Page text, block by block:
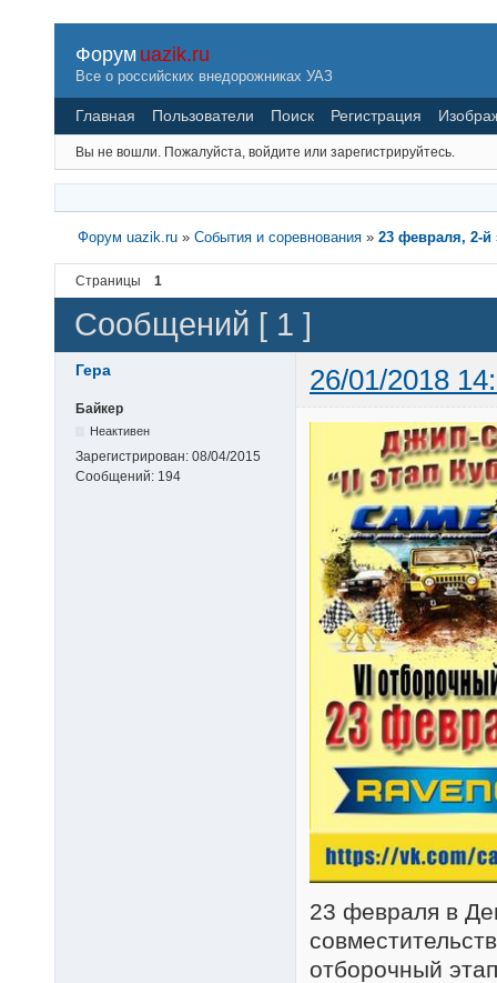
Форум uazik.ru
Все о российских внедорожниках УАЗ
Главная Пользователи Поиск Регистрация
Вы не вошли. Пожалуйста, войдите или зарегистрируйтесь.
Форум uazik.ru » События и соревнования » 23 февраля, 2-й
Страницы 1
Сообщений [ 1 ]
Гера 26/01/2018
Байкер
Неактивен
Зарегистрирован: 08/04/2015
Сообщений: 194
23 февраля в
отборочный